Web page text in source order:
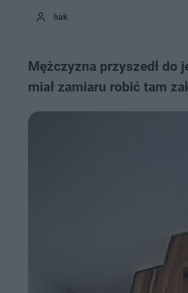
hak
Mężczyzna przyszedł do
miał zamiaru robić tam